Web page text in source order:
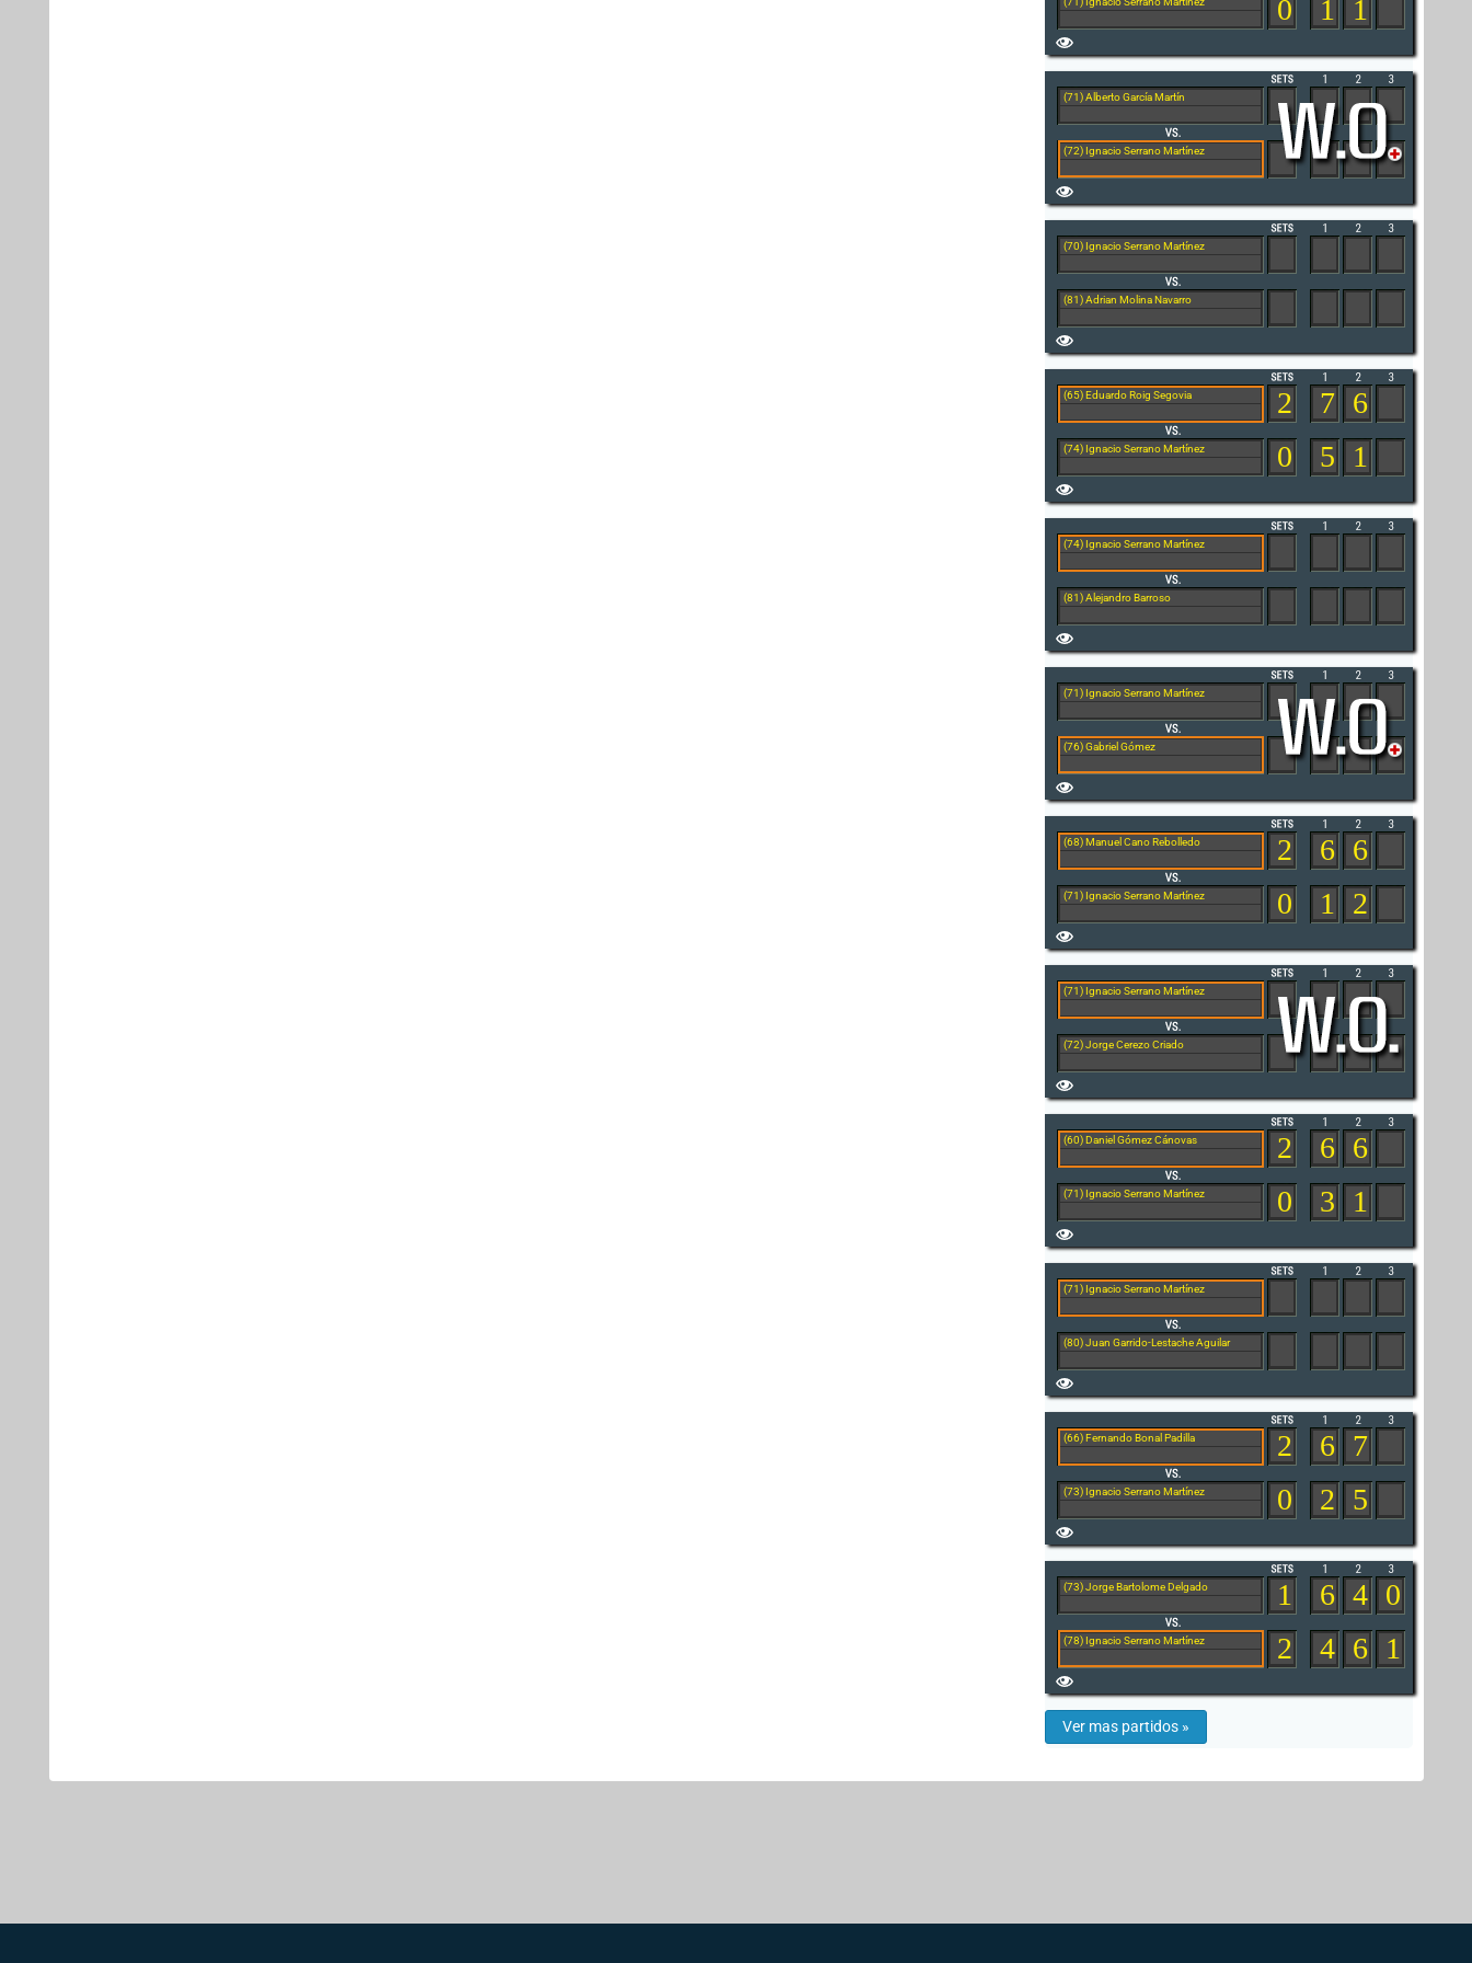
0 1 1
(71) Alberto García Martín
(72) Ignacio Serrano Martínez
(70) Ignacio Serrano Martínez
(81) Adrian Molina Navarro
(65) Eduardo Roig Segovia
(74) Ignacio Serrano Martínez
2
0
7 6
5
1
(74) Ignacio Serrano Martínez
(81) Alejandro Barroso
(71) Ignacio Serrano Martínez
(76) Gabriel Gómez
(68) Manuel Cano Rebolledo
(71) Ignacio Serrano Martínez
2
0
6 6
1
2
(71) Ignacio Serrano Martínez
(72) Jorge Cerezo Criado
(60) Daniel Gómez Cánovas
(71) Ignacio Serrano Martínez
2
0
6 6
3
1
(71) Ignacio Serrano Martínez
(80) Juan Garrido-Lestache Aguilar
(66) Fernando Bonal Padilla
(73) Ignacio Serrano Martínez
2
0
6 7
2 5
(73) Jorge Bartolome Delgado
(78) Ignacio Serrano Martínez
1
2
6 4 0
4 6 1
Ver mas partidos »